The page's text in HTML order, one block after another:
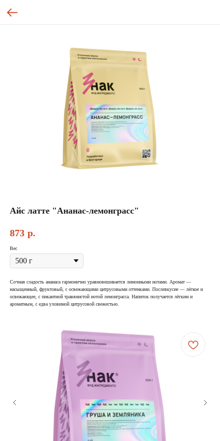
Айс латте "Ананас-лемонграсс"
873 р.
Вес
Сочная сладость ананаса гармонично уравновешивается лимонными нотами. Аромат —
насыщенный, фруктовый, с освежающими цитрусовыми оттенками. Послевкусие — лёгкое и
освежающее, с пикантной травянистой нотой лемонграсса. Напиток получается лёгким и
ароматным, с едва уловимой цитрусовой свежестью.